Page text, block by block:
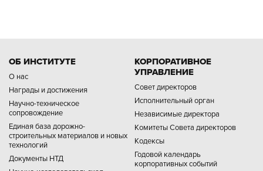
ОБ ИНСТИТУТЕ
О нас
Награды и достижения
Научно-техническое
сопровождение
Единая база дорожно-
строительных материалов и новых
технологий
Документы НТД
КОРПОРАТИВНОЕ
УПРАВЛЕНИЕ
Совет директоров
Исполнительный орган
Независимые директора
Комитеты Совета директоров
Кодексы
Годовой календарь
корпоративных событий